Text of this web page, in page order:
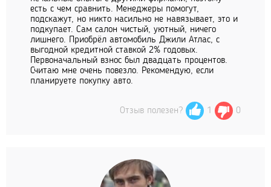
есть с чем сравнить. Менеджеры помогут,
подскажут, но никто насильно не навязывает, это и
подкупает. Сам салон чистый, уютный, ничего
лишнего. Приобрёл автомобиль Джили Атлас, с
выгодной кредитной ставкой 2% годовых.
Первоначальный взнос был двадцать процентов.
Считаю мне очень повезло. Рекомендую, если
планируете покупку авто.
Отзыв полезен? 1 0